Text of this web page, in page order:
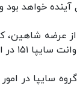
آینده خواهد
عرضه شاهین،
فروش عرضه خواهند شد.
سایپا در